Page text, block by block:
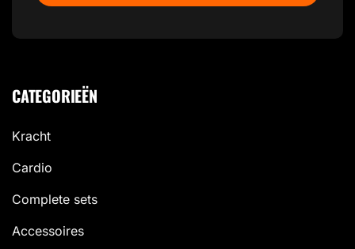
CATEGORIEËN
Kracht
Cardio
Complete sets
Accessoires